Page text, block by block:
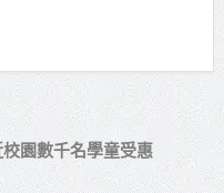
園數千名學童受惠